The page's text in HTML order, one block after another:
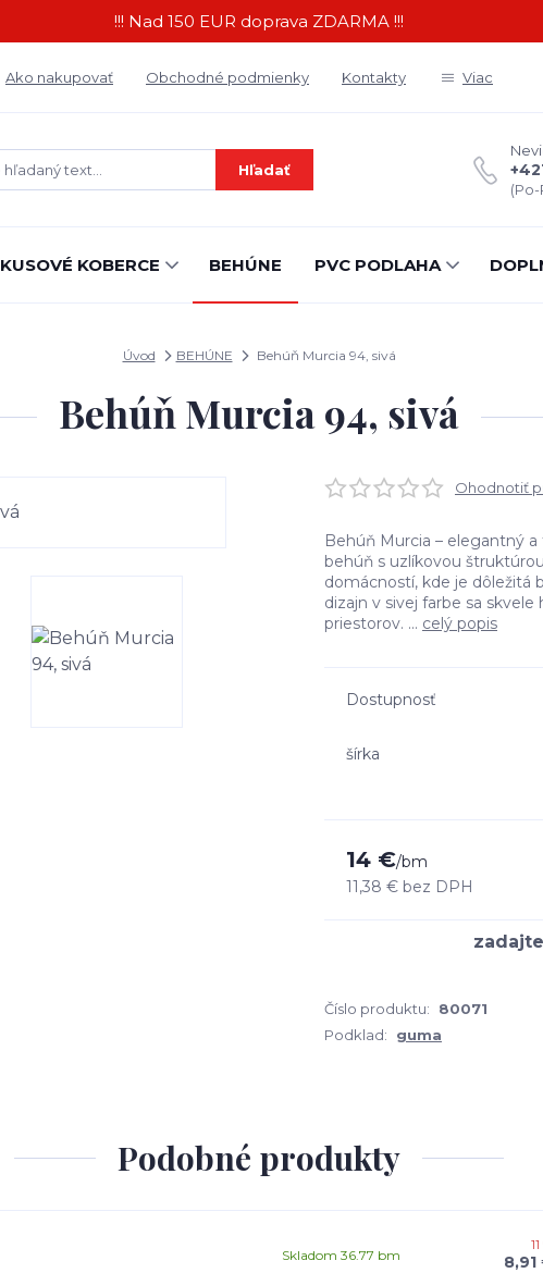
!!! Nad 150 EUR doprava ZDARMA !!!
Ako nakupovať Obchodné podmienky Kontakty Viac
Hľadať
(Po-
KUSOVÉ KOBERCE BEHÚNE PVC PODLAHA
Úvod BEHÚNE Behúň Murcia 94, sivá
Behúň Murcia 94, sivá
Ohodnotiť
Behúň Murcia – elegantný
behúň s uzlíkovou
domácností, kde je dôležitá
dizajn v sivej farbe sa
priestorov. ... celý popis
Dostupnosť
šírka
14 €/bm
11,38 € bez DPH
Číslo produktu: 80071
Podklad:
guma
Podobné produkty
8,91
Skladom 36.77 bm